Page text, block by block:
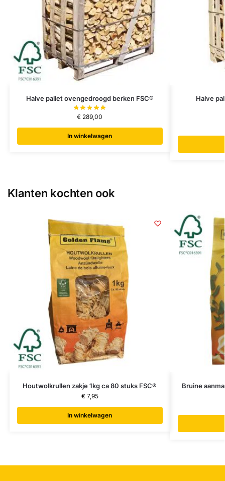
Halve pallet ovengedroogd berken FSC®
€ 289,00
In winkelwagen
Halve
Klanten kochten ook
Houtwolkrullen zakje 1kg ca 80 stuks FSC®
€7,95
In winkelwagen
Bruine